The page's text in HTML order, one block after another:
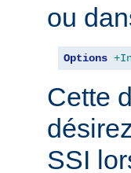
ou
Options
Cette
SSI